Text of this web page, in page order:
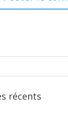
récents